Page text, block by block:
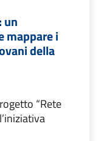
un
mappare i
della
“Rete